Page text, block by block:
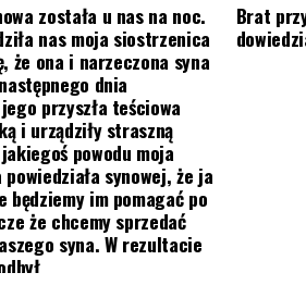
została u nas na noc.
nas moja siostrzenica
że ona i narzeczona syna
dnia
przyszła teściowa
i urządziły straszną
powodu moja
synowej, że ja
będziemy im pomagać po
że chcemy sprzedać
syna. W rezultacie
Brat